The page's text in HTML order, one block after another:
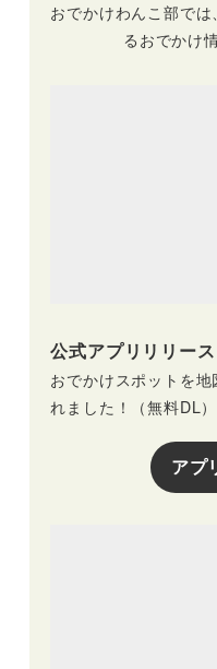
おでかけわんこ部で
るおでかけ
公式アプリリリース
おでかけスポットを
れました！（無料DL）
アプ